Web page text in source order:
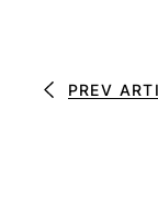
PREV